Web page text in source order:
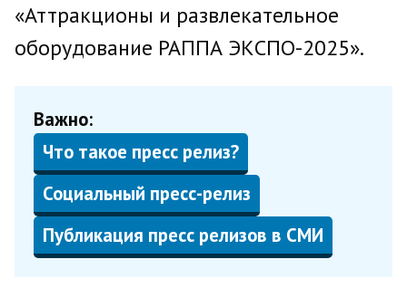
«Аттракционы и развлекательное
оборудование РАППА ЭКСПО-2025».
Важно:
Что такое пресс релиз?
Социальный пресс-релиз
Публикация пресс релизов в СМИ